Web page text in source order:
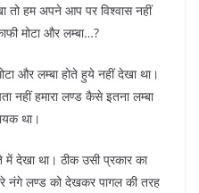
हम अपने आप पर विश्वास नहीं
मोटा और लम्बा…?
और लम्बा होते हुये नहीं देखा था।
हमारा लण्ड कैसे इतना लम्बा
था।
देखा था। ठीक उसी प्रकार का
नंगे लण्ड को देखकर पागल की तरह